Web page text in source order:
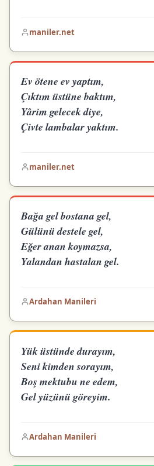
maniler.net
Ev ötene ev yaptım,
Çıktım üstüne baktım,
Yârim gelecek diye,
Çivte lambalar yaktım.
maniler.net
Bağa gel bostana gel,
Gülünü destele gel,
Eğer anan koymazsa,
Yalandan hastalan gel.
Ardahan Manileri
Yük üstünde durayım,
Seni kimden sorayım,
Boş mektubu ne edem,
Gel yüzünü göreyim.
Ardahan Manileri